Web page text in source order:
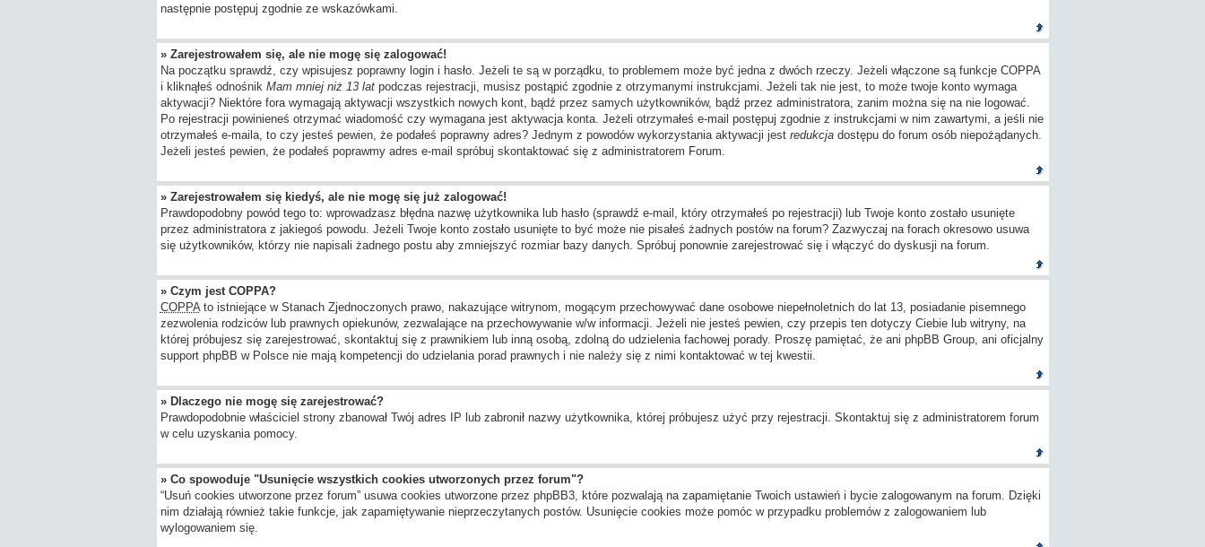
następnie postępuj zgodnie ze wskazówkami.
» Zarejestrowałem się, ale nie mogę się zalogować!
Na początku sprawdź, czy wpisujesz poprawny login i hasło. Jeżeli te są w porządku, to problemem może być jedna z dwóch rzeczy. Jeżeli włączone są funkcje COPPA
i kliknąłeś odnośnik Mam mniej niż 13 latpodczas rejestracji, musisz postąpić zgodnie z otrzymanymi instrukcjami. Jeżeli tak nie jest, to może twoje konto wymaga
aktywacji? Niektóre fora wymagają aktywacji wszystkich nowych kont, bądź przez samych użytkowników, bądź przez administratora, zanim można się na nie logować.
Po rejestracji powinieneś otrzymać wiadomość czy wymagana jest aktywacja konta. Jeżeli otrzymałeś e-mail postępuj zgodnie z instrukcjami w nim zawartymi, a jeśli nie
otrzymałeś e-maila, to czy jesteś pewien, że podałeś poprawny adres? Jednym z powodów wykorzystania aktywacji jest redukcjadostępu do forum osób niepożądanych.
Jeżeli jesteś pewien, że podałeś poprawmy adres e-mail spróbuj skontaktować się z administratorem Forum.
» Zarejestrowałem się kiedyś, ale nie mogę się już zalogować!
Prawdopodobny powód tego to: wprowadzasz błędna nazwę użytkownika lub hasło (sprawdź e-mail, który otrzymałeś po rejestracji) lub Twoje konto zostało usunięte
przez administratora z jakiegoś powodu. Jeżeli Twoje konto zostało usunięte to być może nie pisałeś żadnych postów na forum? Zazwyczaj na forach okresowo usuwa
się użytkowników, którzy nie napisali żadnego postu aby zmniejszyć rozmiar bazy danych. Spróbuj ponownie zarejestrować się i włączyć do dyskusji na forum.
» Czym jest COPPA?
COPPAto istniejące w Stanach Zjednoczonych prawo, nakazujące witrynom, mogącym przechowywać dane osobowe niepełnoletnich do lat 13, posiadanie pisemnego
zezwolenia rodziców lub prawnych opiekunów, zezwalające na przechowywanie w/w informacji. Jeżeli nie jesteś pewien, czy przepis ten dotyczy Ciebie lub witryny, na
której próbujesz się zarejestrować, skontaktuj się z prawnikiem lub inną osobą, zdolną do udzielenia fachowej porady. Proszę pamiętać, że ani phpBB Group, ani oficjalny
support phpBB w Polsce nie mają kompetencji do udzielania porad prawnych i nie należy się z nimi kontaktować w tej kwestii.
» Dlaczego nie mogę się zarejestrować?
Prawdopodobnie właściciel strony zbanował Twój adres IP lub zabronił nazwy użytkownika, której próbujesz użyć przy rejestracji. Skontaktuj się z administratorem forum
w celu uzyskania pomocy.
» Co spowoduje "Usunięcie wszystkich cookies utworzonych przez forum"?
“Usuń cookies utworzone przez forum” usuwa cookies utworzone przez phpBB3, które pozwalają na zapamiętanie Twoich ustawień i bycie zalogowanym na forum. Dzięki
nim działają również takie funkcje, jak zapamiętywanie nieprzeczytanych postów. Usunięcie cookies może pomóc w przypadku problemów z zalogowaniem lub
wylogowaniem się.